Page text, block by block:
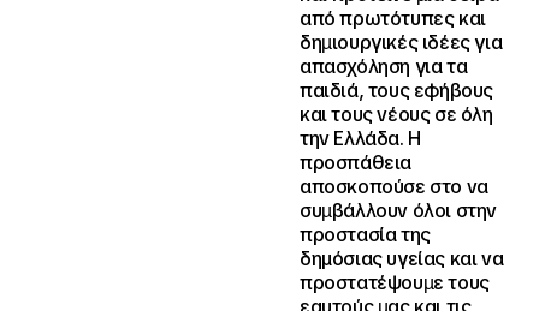
από πρωτότυπες και
δηµιουργικές ιδέες για
απασχόληση για τα
παιδιά, τους εφήβους
και τους νέους σε όλη
την Ελλάδα. Η
προσπάθεια
αποσκοπούσε στο να
συµβάλλουν όλοι στην
προστασία της
δημόσιας υγείας και να
προστατέψουµε τους